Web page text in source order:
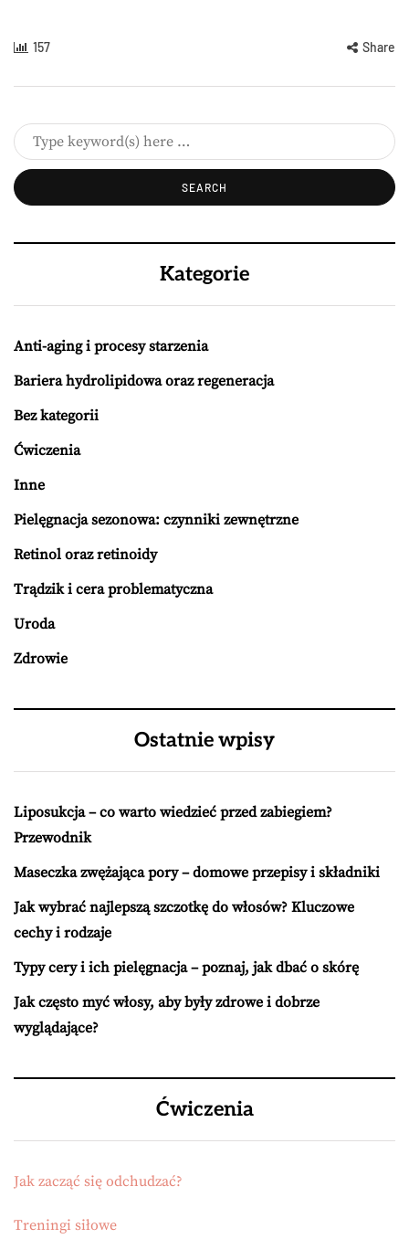
157 Share
Kategorie
Anti-aging i procesy starzenia
Bariera hydrolipidowa oraz regeneracja
Bez kategorii
Ćwiczenia
Inne
Pielęgnacja sezonowa: czynniki zewnętrzne
Retinol oraz retinoidy
Trądzik i cera problematyczna
Uroda
Zdrowie
Ostatnie wpisy
Liposukcja – co warto wiedzieć przed zabiegiem?
Przewodnik
Maseczka zwężająca pory – domowe przepisy i składniki
Jak wybrać najlepszą szczotkę do włosów? Kluczowe
cechy i rodzaje
Typy cery i ich pielęgnacja – poznaj, jak dbać o skórę
Jak często myć włosy, aby były zdrowe i dobrze
wyglądające?
Ćwiczenia
Jak zacząć się odchudzać?
Treningi siłowe